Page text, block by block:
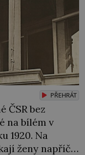
PŘEHRÁT
ČSR bez
na bílém v
1920. Na
ženy napříč